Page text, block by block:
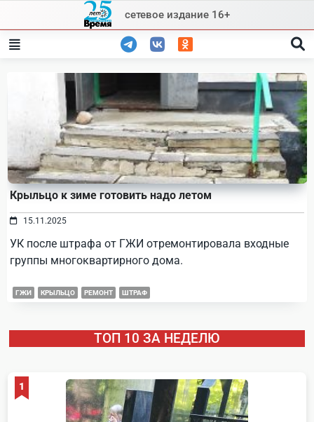
content
сетевое издание 16+
Крыльцо к зиме готовить надо летом
15.11.2025
УК после штрафа от ГЖИ отремонтировала входные
группы многоквартирного дома.
ГЖИ КРЫЛЬЦО РЕМОНТ ШТРАФ
ТОП 10 ЗА НЕДЕЛЮ